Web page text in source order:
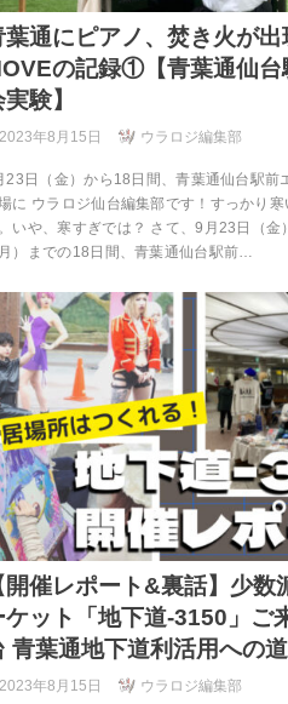
葉通にピアノ、焚き火が
の記録①【青葉通仙台
験】
2023年8月15日 ウラロジ編集部
23日（金）から18日間、青葉通仙台駅前
に ウラロジ仙台編集部です！すっかり寒
いや、寒すぎでは？ さて、9月23日（金
月）までの18日間、青葉通仙台駅前…
開催レポート&裏話】少数
ケット「地下道-3150」ご
青葉通地下道利活用への
2023年8月15日 ウラロジ編集部